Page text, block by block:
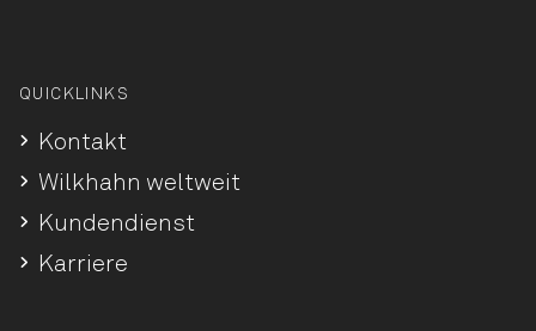
QUICKLINKS
Kontakt
Wilkhahn weltweit
Kundendienst
Karriere